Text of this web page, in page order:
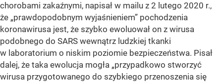
chorobami zakaźnymi, napisał w mailu z 2 lutego 2020 r.,
że „prawdopodobnym wyjaśnieniem” pochodzenia
koronawirusa jest, że szybko ewoluował on z wirusa
podobnego do SARS wewnątrz ludzkiej tkanki
w laboratorium o niskim poziomie bezpieczeństwa. Pisał
dalej, że taka ewolucja mogła „przypadkowo stworzyć
wirusa przygotowanego do szybkiego przenoszenia się